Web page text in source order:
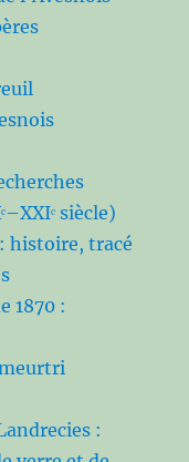
siècle)
histoire, tracé
1870 :
meurtri
: